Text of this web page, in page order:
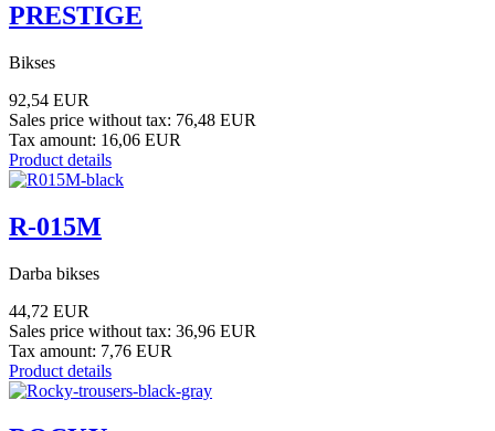
PRESTIGE
Bikses
92,54 EUR
Sales price without tax: 76,48 EUR
Tax amount: 16,06 EUR
Product details
R-015M
Darba bikses
44,72 EUR
Sales price without tax: 36,96 EUR
Tax amount: 7,76 EUR
Product details